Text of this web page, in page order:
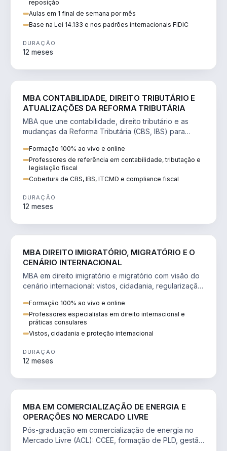
reposição
Aulas em 1 final de semana por mês
Base na Lei 14.133 e nos padrões internacionais FIDIC
DURAÇÃO
12 meses
MBA CONTABILIDADE, DIREITO TRIBUTÁRIO E
ATUALIZAÇÕES DA REFORMA TRIBUTÁRIA
MBA que une contabilidade, direito tributário e as
mudanças da Reforma Tributária (CBS, IBS) para
Formação 100% ao vivo e online
Professores de referência em contabilidade, tributação e
legislação fiscal
Cobertura de CBS, IBS, ITCMD e compliance fiscal
DURAÇÃO
12 meses
MBA DIREITO IMIGRATÓRIO, MIGRATÓRIO E O
CENÁRIO INTERNACIONAL
MBA em direito imigratório e migratório com visão do
cenário internacional: vistos, cidadania, regularização
Formação 100% ao vivo e online
Professores especialistas em direito internacional e
práticas consulares
Vistos, cidadania e proteção internacional
DURAÇÃO
12 meses
MBA EM COMERCIALIZAÇÃO DE ENERGIA E
OPERAÇÕES NO MERCADO LIVRE
Pós-graduação em comercialização de energia no
Mercado Livre (ACL): CCEE, formação de PLD, gestão